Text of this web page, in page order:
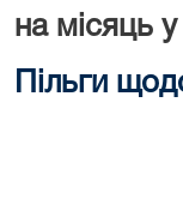
на місяць
Пільги